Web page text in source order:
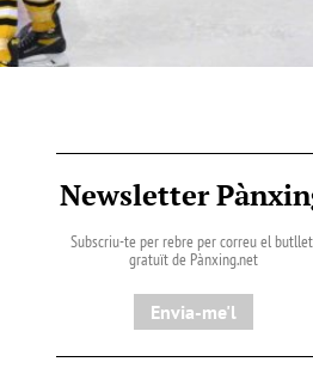
Newsletter
Subscriu-te per rebre per correu el
gratuït de Pànxing.net​
Envia-me'l